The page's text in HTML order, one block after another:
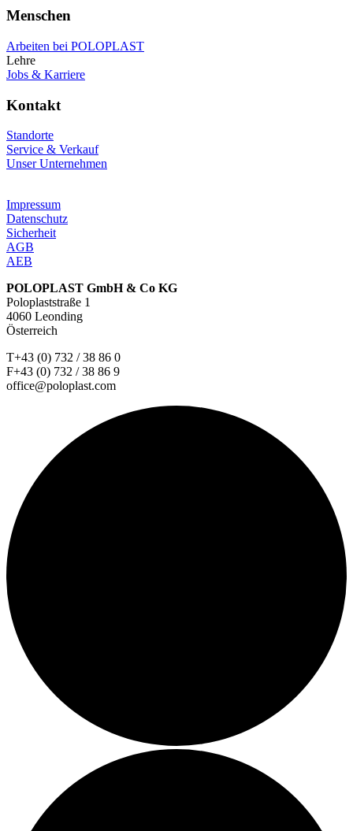
Menschen
Arbeiten bei POLOPLAST
Lehre
Jobs & Karriere
Kontakt
Standorte
Service & Verkauf
Unser Unternehmen
Impressum
Datenschutz
Sicherheit
AGB
AEB
POLOPLAST GmbH & Co KG
Poloplaststraße 1
4060 Leonding
Österreich
T+43 (0) 732 / 38 86 0
F+43 (0) 732 / 38 86 9
office@poloplast.com